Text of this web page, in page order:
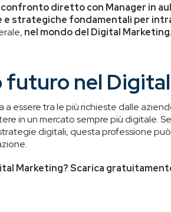
confronto diretto con Manager in
e strategiche fondamentali per
nel mondo del Digital Marketing.
nel
a essere tra le più richieste dalle
in un mercato sempre più digitale.
digitali, questa professione
Marketing? Scarica